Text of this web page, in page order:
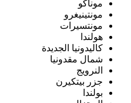
موناكو
مونتينيغرو
مونتسيرات
هولندا
كاليدونيا الجديدة
شمال مقدونيا
النرويج
جزر بيتكيرن
بولندا